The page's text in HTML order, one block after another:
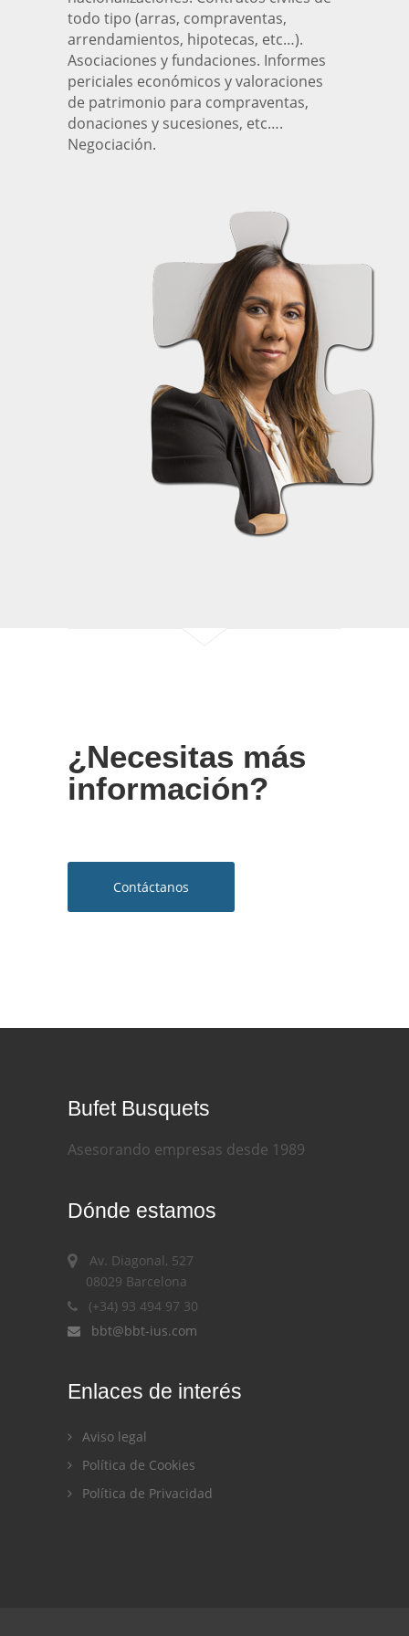
todo tipo (arras, compraventas,
arrendamientos, hipotecas, etc…).
Asociaciones y fundaciones. Informes
periciales económicos y valoraciones
de patrimonio para compraventas,
donaciones y sucesiones, etc….
Negociación.
¿Necesitas más
información?
Contáctanos
Bufet Busquets
Asesorando empresas desde 1989
Dónde estamos
Av. Diagonal, 527
08029 Barcelona
(+34) 93 494 97 30
bbt@bbt-ius.com
Enlaces de interés
Aviso legal
Política de Cookies
Política de Privacidad